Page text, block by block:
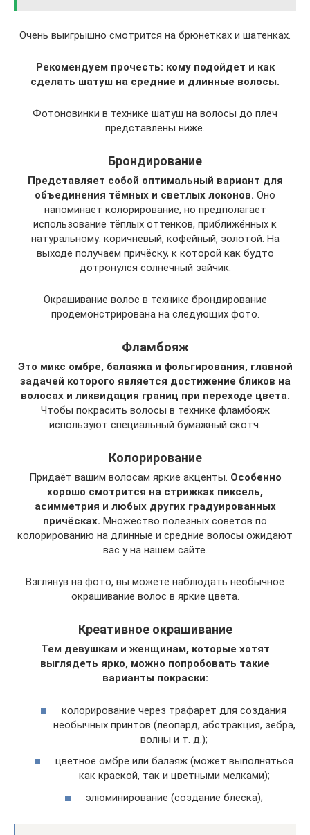
Очень выигрышно смотрится на брюнетках и шатенках.
Рекомендуем прочесть: кому подойдет и как
сделать шатуш на средние и длинные волосы.
Фотоновинки в технике шатуш на волосы до плеч
представлены ниже.
Брондирование
Представляет собой оптимальный вариант для
объединения тёмных и светлых локонов. Оно
напоминает колорирование, но предполагает
использование тёплых оттенков, приближённых к
натуральному: коричневый, кофейный, золотой. На
выходе получаем причёску, к которой как будто
дотронулся солнечный зайчик.
Окрашивание волос в технике брондирование
продемонстрирована на следующих фото.
Фламбояж
Это микс омбре, балаяжа и фольгирования, главной
задачей которого является достижение бликов на
волосах и ликвидация границ при переходе цвета.
Чтобы покрасить волосы в технике фламбояж
используют специальный бумажный скотч.
Колорирование
Придаёт вашим волосам яркие акценты. Особенно
хорошо смотрится на стрижках пиксель,
асимметрия и любых других градуированных
причёсках. Множество полезных советов по
колорированию на длинные и средние волосы ожидают
вас у на нашем сайте.
Взглянув на фото, вы можете наблюдать необычное
окрашивание волос в яркие цвета.
Креативное окрашивание
Тем девушкам и женщинам, которые хотят
выглядеть ярко, можно попробовать такие
варианты покраски:
колорирование через трафарет для создания
необычных принтов (леопард, абстракция, зебра,
волны и т. д.);
цветное омбре или балаяж (может выполняться
как краской, так и цветными мелками);
элюминирование (создание блеска);